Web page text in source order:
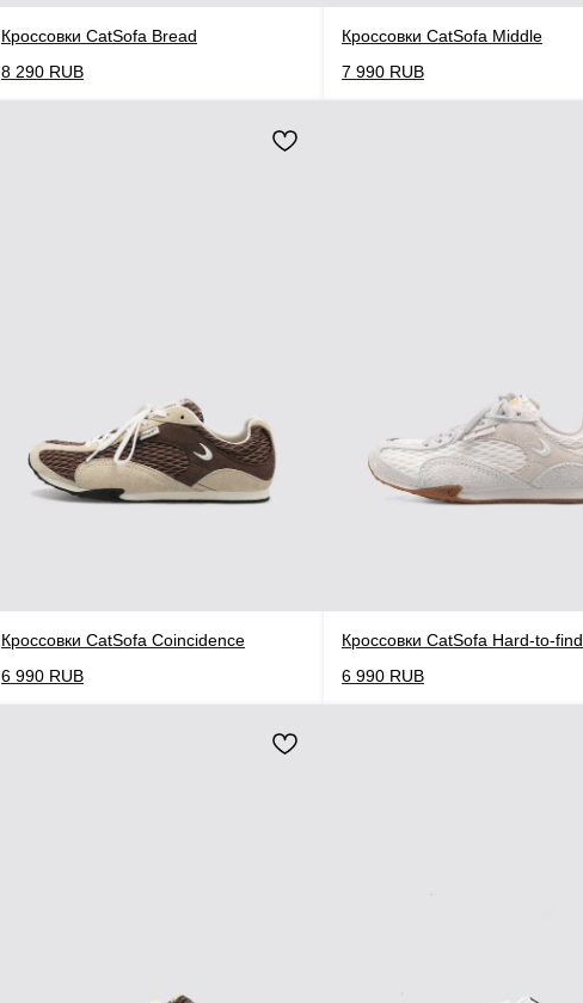
Кроссовки CatSofa Bread
8 290 RUB
Кроссовки CatSofa Middle
7 990 RUB
Кроссовки CatSofa Coincidence
6 990 RUB
Кроссовки CatSofa Hard-to-find
6 990 RUB